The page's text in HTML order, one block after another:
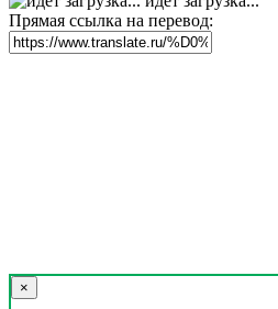
Прямая ссылка на перевод:
×